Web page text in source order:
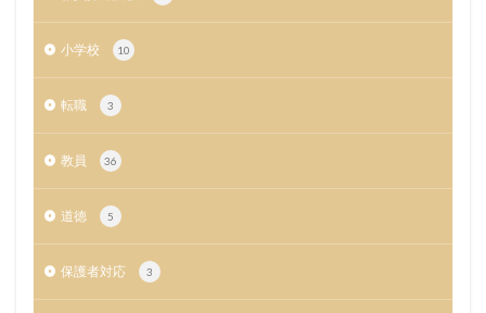
小学校 10
転職 3
教員 36
道徳 5
保護者対応 3